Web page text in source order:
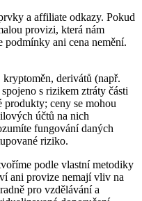
a affiliate odkazy. Pokud
provizi, která nám
podmínky ani cena nemění.
derivátů (např.
s rizikem ztráty části
produkty; ceny se mohou
účtů na nich
fungování daných
riziko.
podle vlastní metodiky
ani provize nemají vliv na
pro vzdělávání a